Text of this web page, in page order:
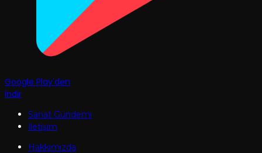
Google Play'den
İndir
Sanat Gündemi
İletişim
Hakkımızda